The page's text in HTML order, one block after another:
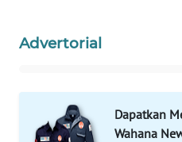
Advertorial
Dapatkan
Wahana
ID
MARTABAT